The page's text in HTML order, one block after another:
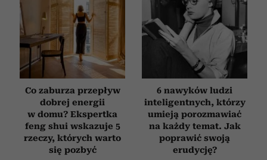
Co zaburza przepływ
dobrej energii
w domu? Ekspertka
feng shui wskazuje 5
rzeczy, których warto
się pozbyć
6 nawyków ludzi
inteligentnych, którzy
umieją porozmawiać
na każdy temat. Jak
poprawić swoją
erudycję?